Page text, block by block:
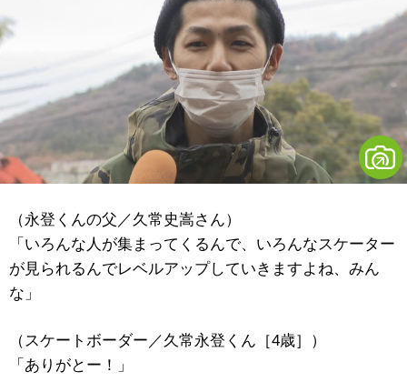
（永登くんの父／久常史嵩さん）
「いろんな人が集まってくるんで、いろんなスケーター
が見られるんでレベルアップしていきますよね、みん
な」
（スケートボーダー／久常永登くん［4歳］）
「ありがとー！」